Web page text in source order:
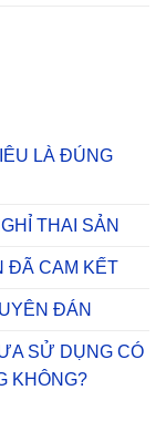
LÀ ĐÚNG
THAI SẢN
ĐÃ CAM KẾT
ĐÁN
SỬ DỤNG CÓ
KHÔNG?